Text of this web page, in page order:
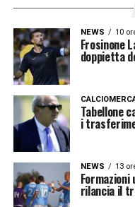
NEWS 10
Frosinone
doppietta
Tabellone
i
NEWS 13
rilancia il